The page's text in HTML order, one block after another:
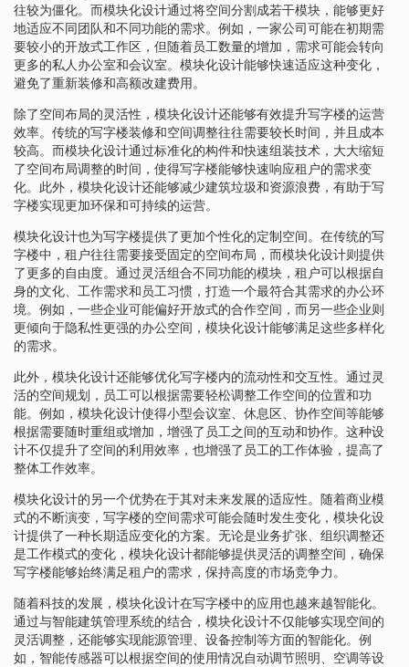
往较为僵化。而模块化设计通过将空间分割成若干模块，能够更好
地适应不同团队和不同功能的需求。例如，一家公司可能在初期需
要较小的开放式工作区，但随着员工数量的增加，需求可能会转向
更多的私人办公室和会议室。模块化设计能够快速适应这种变化，
避免了重新装修和高额改建费用。
除了空间布局的灵活性，模块化设计还能够有效提升写字楼的运营
效率。传统的写字楼装修和空间调整往往需要较长时间，并且成本
较高。而模块化设计通过标准化的构件和快速组装技术，大大缩短
了空间布局调整的时间，使得写字楼能够快速响应租户的需求变
化。此外，模块化设计还能够减少建筑垃圾和资源浪费，有助于写
字楼实现更加环保和可持续的运营。
模块化设计也为写字楼提供了更加个性化的定制空间。在传统的写
字楼中，租户往往需要接受固定的空间布局，而模块化设计则提供
了更多的自由度。通过灵活组合不同功能的模块，租户可以根据自
身的文化、工作需求和员工习惯，打造一个最符合其需求的办公环
境。例如，一些企业可能偏好开放式的合作空间，而另一些企业则
更倾向于隐私性更强的办公空间，模块化设计能够满足这些多样化
的需求。
此外，模块化设计还能够优化写字楼内的流动性和交互性。通过灵
活的空间规划，员工可以根据需要轻松调整工作空间的位置和功
能。例如，模块化设计使得小型会议室、休息区、协作空间等能够
根据需要随时重组或增加，增强了员工之间的互动和协作。这种设
计不仅提升了空间的利用效率，也增强了员工的工作体验，提高了
整体工作效率。
模块化设计的另一个优势在于其对未来发展的适应性。随着商业模
式的不断演变，写字楼的空间需求可能会随时发生变化，模块化设
计提供了一种长期适应变化的方案。无论是业务扩张、组织调整还
是工作模式的变化，模块化设计都能够提供灵活的调整空间，确保
写字楼能够始终满足租户的需求，保持高度的市场竞争力。
随着科技的发展，模块化设计在写字楼中的应用也越来越智能化。
通过与智能建筑管理系统的结合，模块化设计不仅能够实现空间的
灵活调整，还能够实现能源管理、设备控制等方面的智能化。例
如，智能传感器可以根据空间的使用情况自动调节照明、空调等设